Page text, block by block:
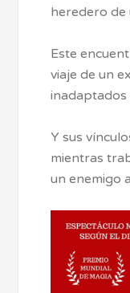
heredero de
Este
viaje de un
inadaptados
Y sus
mientras
un enemigo